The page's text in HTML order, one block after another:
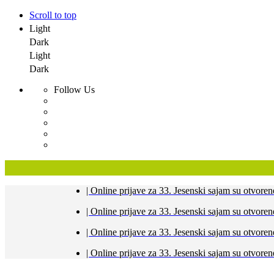
Scroll to top
Light
Dark
Light
Dark
Follow Us
| Online prijave za 33. Jesenski sajam su
| Online prijave za 33. Jesenski sajam su
| Online prijave za 33. Jesenski sajam su
| Online prijave za 33. Jesenski sajam su